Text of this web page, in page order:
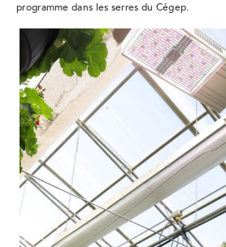
programme dans les serres du Cégep.